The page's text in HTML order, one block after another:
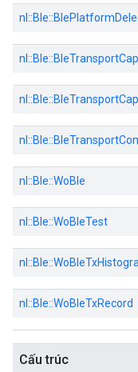
nl::Ble::
nl::Ble::
nl::Ble::
nl::Ble::
nl::Ble::WoBle
nl::Ble::WoBleTest
nl::Ble::
nl::Ble::WoBleTxRecord
Cấu trúc